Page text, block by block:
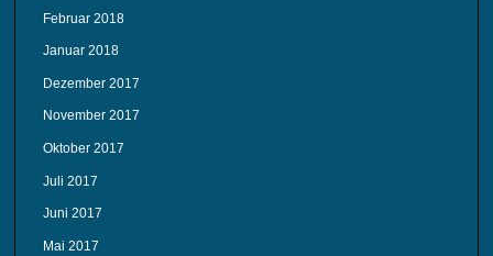
Februar 2018
Januar 2018
Dezember 2017
November 2017
Oktober 2017
Juli 2017
Juni 2017
Mai 2017